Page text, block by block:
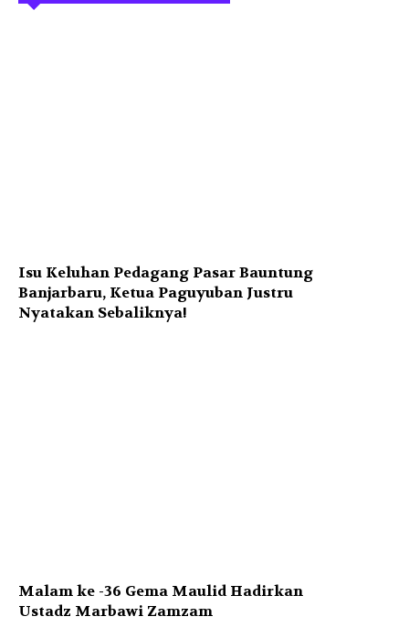
Isu Keluhan Pedagang Pasar Bauntung
Banjarbaru, Ketua Paguyuban Justru
Nyatakan Sebaliknya!
Malam ke -36 Gema Maulid Hadirkan
Ustadz Marbawi Zamzam